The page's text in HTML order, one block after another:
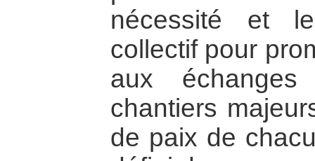
nécessité et
collectif pour
aux
chantiers
de paix de